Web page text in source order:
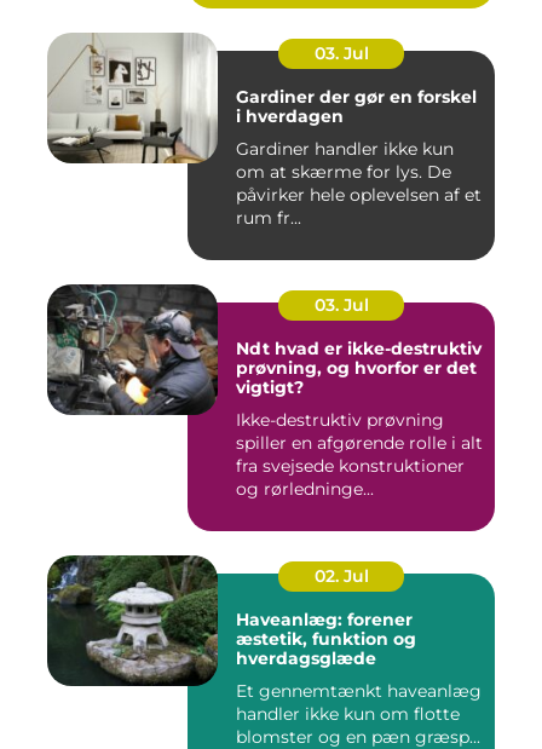
03. Jul
Gardiner der gør en forskel
i hverdagen
Gardiner handler ikke kun
om at skærme for lys. De
påvirker hele oplevelsen af et
rum fr...
03. Jul
Ndt hvad er ikke-destruktiv
prøvning, og hvorfor er det
vigtigt?
Ikke-destruktiv prøvning
spiller en afgørende rolle i alt
fra svejsede konstruktioner
og rørledninge...
02. Jul
Haveanlæg: forener
æstetik, funktion og
hverdagsglæde
Et gennemtænkt haveanlæg
handler ikke kun om flotte
blomster og en pæn græsp...